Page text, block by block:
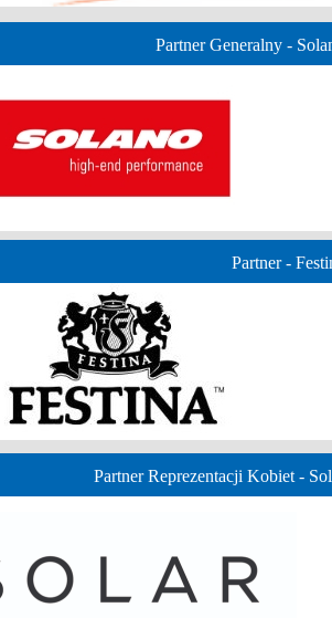
Partner Generalny -
Partner -
Partner Reprezentacji Kobiet -